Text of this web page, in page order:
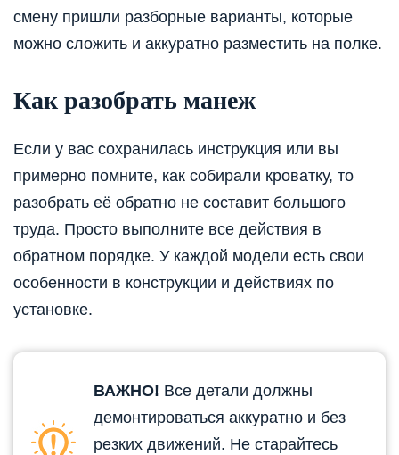
смену пришли разборные варианты, которые
можно сложить и аккуратно разместить на полке.
Как разобрать манеж
Если у вас сохранилась инструкция или вы
примерно помните, как собирали кроватку, то
разобрать её обратно не составит большого
труда. Просто выполните все действия в
обратном порядке. У каждой модели есть свои
особенности в конструкции и действиях по
установке.
ВАЖНО! Все детали должны
демонтироваться аккуратно и без
резких движений. Не старайтесь